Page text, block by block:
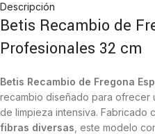
Descripción
Betis Recambio de
Profesionales 32 cm
Betis Recambio de Fregona
recambio diseñado para ofrecer
de limpieza intensiva. Fabricado
fibras diversas , este modelo